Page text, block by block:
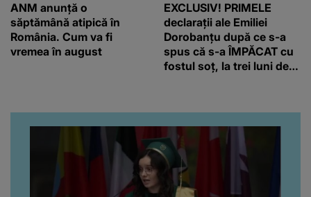
ANM anunță o
săptămână atipică în
România. Cum va fi
vremea în august
EXCLUSIV! PRIMELE
declarații ale Emiliei
Dorobanțu după ce s-a
spus că s-a ÎMPĂCAT cu
fostul soț, la trei luni de
artistă i-a lăsat MASCĂ
pe toți. De data aceasta,
chiar a rupt tăcerea:
”Poate că aveam să ne
spunem, să ne...”